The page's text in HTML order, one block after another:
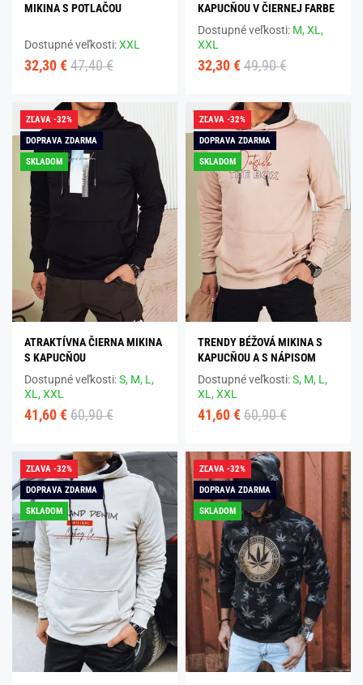
MIKINA S POTLAČOU
Dostupné veľkosti:XXL
32,30 € 47,40 €
KAPUCŇOU V ČIERNEJ FARBE
Dostupné veľkosti: M,XL,
XXL
32,30 € 49,90 €
ZĽAVA -32%
DOPRAVA ZDARMA
SKLADOM
ATRAKTÍVNA ČIERNA MIKINA
S KAPUCŇOU
Dostupné veľkosti:S, M, L,
XL,XXL
41,60 € 60,90 €
ZĽAVA -32%
DOPRAVA ZDARMA
SKLADOM
TRENDY BÉŽOVÁ MIKINA S
KAPUCŇOU A S NÁPISOM
Dostupné veľkosti:S, M, L,
XL,XXL
41,60 € 60,90 €
ZĽAVA -32%
DOPRAVA ZDARMA
SKLADOM
ZĽAVA -32%
DOPRAVA ZDARMA
SKLADOM